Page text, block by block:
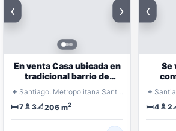
‹ ›
En venta Casa ubicada en
tradicional barrio de
⌖ Santiago, Metropolitana Santiago
🛏️7 🚿 3📐206 m2
‹
Se
⌖
🛏️4 🚿 2